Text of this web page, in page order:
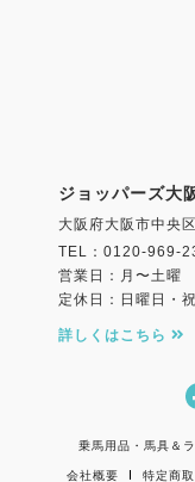
ジョッパーズ大
大阪府大阪市中央
TEL：0120-969-
営業日：月〜土曜
定休日：日曜日・
詳しくはこちら
乗馬用品・馬具＆
会社概要 特定商